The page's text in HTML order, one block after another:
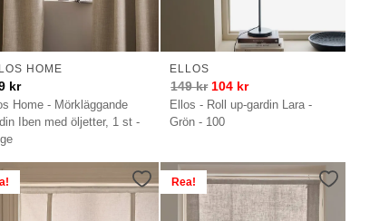
Home - Mörkläggande
Iben med öljetter, 1 st -
HOME
kr
Ellos - Roll up-gardin Lara -
Grön - 100
ELLOS
149kr 104 kr
Rea!